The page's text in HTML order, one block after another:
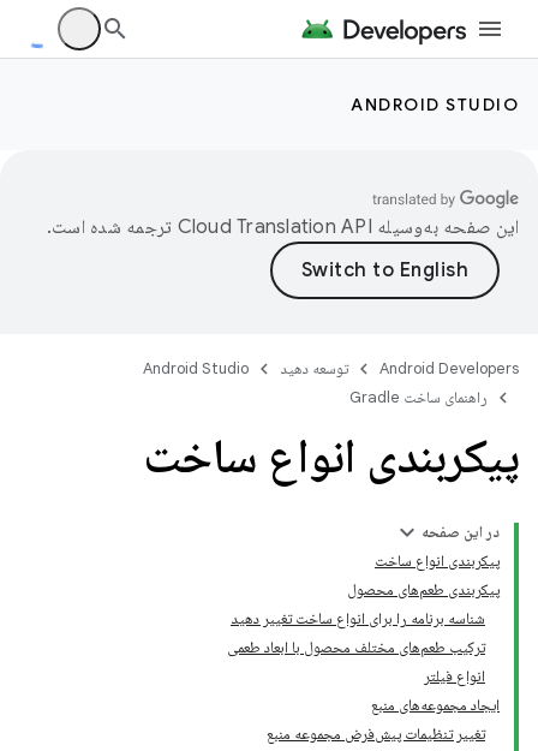
ANDROID STUDIO
این صفحه به‌وسیله ترجمه شده است.
Android Developers توسعه دهید
Android Studio
راهنمای ساخت Gradle
پیکربندی انواع ساخت
در این صفحه
پیکربندی انواع ساخت
پیکربندی طعم‌های محصول
شناسه برنامه را برای انواع ساخت تغییر دهید
ترکیب طعم‌های مختلف محصول با ابعاد طعمی
انواع فیلتر
ایجاد مجموعه‌های منبع
تغییر تنظیمات پیش‌فرض مجموعه منبع